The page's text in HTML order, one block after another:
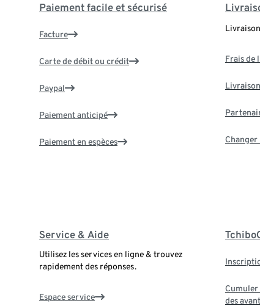
Paiement facile et sécurisé
Facture
Carte de débit ou crédit
Paypal
Paiement anticipé
Paiement en espèces
Frais de
Changer
Service & Aide
Utilisez les services en ligne & trouvez
rapidement des réponses.
Espace service
Cumuler
des